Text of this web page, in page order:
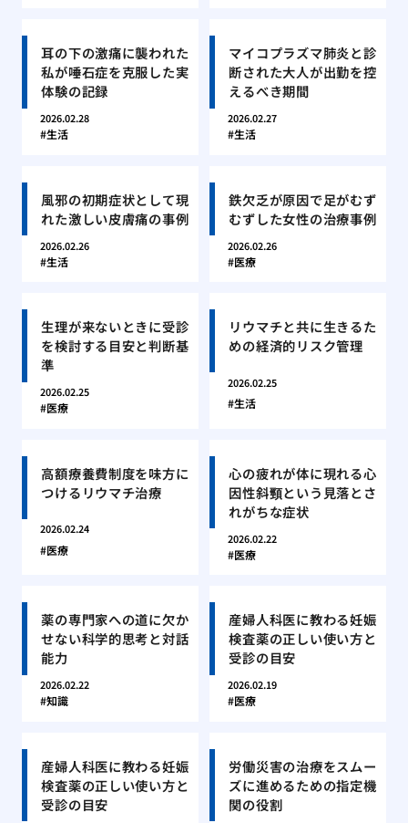
耳の下の激痛に襲われた
私が唾石症を克服した実
体験の記録
2026.02.28
生活
マイコプラズマ肺炎と診
断された大人が出勤を控
えるべき期間
2026.02.27
生活
風邪の初期症状として現
れた激しい皮膚痛の事例
2026.02.26
生活
鉄欠乏が原因で足がむず
むずした女性の治療事例
2026.02.26
医療
生理が来ないときに受診
を検討する目安と判断基
準
2026.02.25
医療
リウマチと共に生きるた
めの経済的リスク管理
2026.02.25
生活
高額療養費制度を味方に
つけるリウマチ治療
2026.02.24
医療
心の疲れが体に現れる心
因性斜頸という見落とさ
れがちな症状
2026.02.22
医療
薬の専門家への道に欠か
せない科学的思考と対話
能力
2026.02.22
知識
産婦人科医に教わる妊娠
検査薬の正しい使い方と
受診の目安
2026.02.19
医療
産婦人科医に教わる妊娠
検査薬の正しい使い方と
受診の目安
労働災害の治療をスムー
ズに進めるための指定機
関の役割